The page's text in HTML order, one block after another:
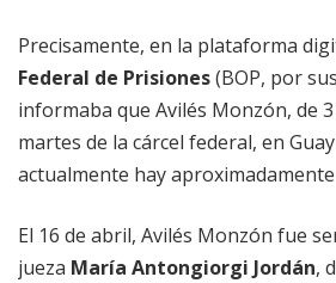
Precisamente, en la plataforma
Federal de Prisiones(BOP, por
informaba que Avilés Monzón, de
martes de la cárcel federal, en
actualmente hay
El 16 de abril, Avilés Monzón fue
jueza María Antongiorgi Jordán,